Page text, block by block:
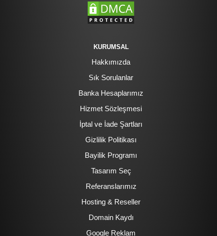
KURUMSAL
Hakkımızda
Sık Sorulanlar
Banka Hesaplarımız
Hizmet Sözleşmesi
İptal ve İade Şartları
Gizlilik Politikası
Bayilik Programı
Tasarım Seç
Referanslarımız
Hosting & Reseller
Domain Kaydı
Google Reklam